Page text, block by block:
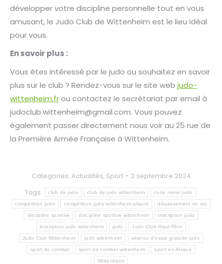
développer votre discipline personnelle tout en vous
amusant, le Judo Club de Wittenheim est le lieu idéal
pour vous.
En savoir plus :
Vous êtes intéressé par le judo ou souhaitez en savoir
plus sur le club ? Rendez-vous sur le site web judo-
wittenheim.frou contactez le secrétariat par email à
judoclub.wittenheim@gmail.com. Vous pouvez
également passer directement nous voir au 25 rue de
la Première Armée Française à Wittenheim.
Categories: Actualités, Sport
2 septembre 2024
Tags:
club de judo club de judo wittenheim code moral judo
compétition judo compétition judo wittenheim alsace dépassement de soi
discipline sportive discipline sportive wittenheim inscription judo
inscription judo wittenheim judo Judo Club Haut-Rhin
Judo Club Wittenheim judo wittenheim séance d'essai gratuite judo
sport de combat sport de combat wittenheim sport en Alsace
Wittenheim